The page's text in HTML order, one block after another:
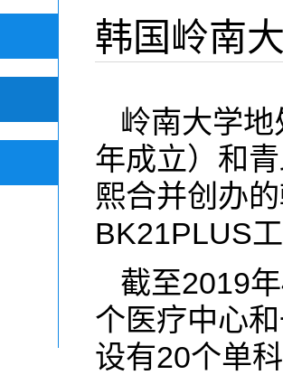
韩国岭南
岭南大学
年成立）和
熙合并创办
BK21PLUS
截至2019
个医疗中心
设有20个单